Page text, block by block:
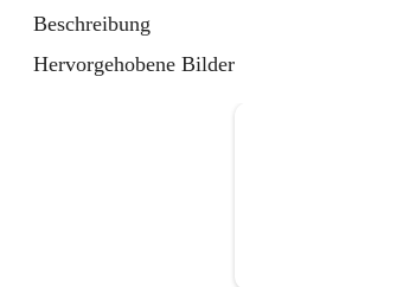
Beschreibung
Hervorgehobene Bilder